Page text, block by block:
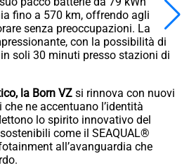
fino a 570 km, offrendo agli
senza preoccupazioni. La
con la possibilità di
in soli 30 minuti presso stazioni di
la Born VZ si rinnova con nuovi
ne accentuano l’identità
lo spirito innovativo del
come il SEAQUAL®
all’avanguardia che